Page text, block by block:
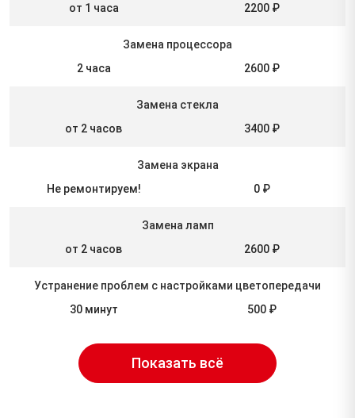
от 1 часа
2200 ₽
Замена процессора
2 часа
2600 ₽
Замена стекла
от 2 часов
3400 ₽
Замена экрана
Не ремонтируем!
0 ₽
Замена ламп
от 2 часов
2600 ₽
Устранение проблем с настройками цветопередачи
30 минут
500 ₽
Показать всё